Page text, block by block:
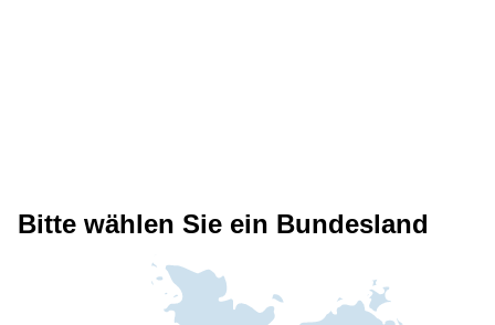
Bitte wählen Sie ein Bundesland